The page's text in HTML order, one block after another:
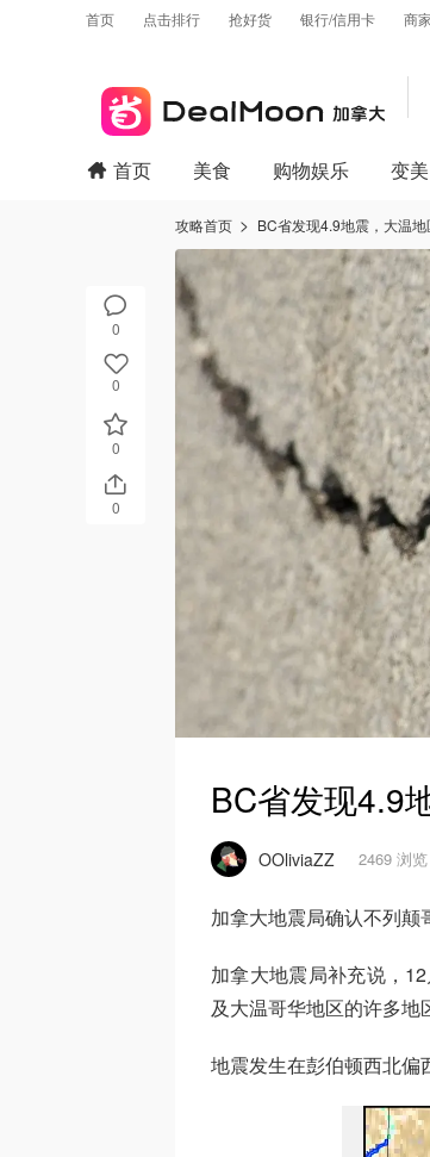
首页 点击排行 抢好货 银行/信用卡 商
0
0
0
0
首页 美食 购物娱乐 变美
攻略首页 BC省发现4.9地震，大温地
BC省发现4.9
OOliviaZZ 2469 浏览
加拿大地震局确认不列颠
加拿大地震局补充说，
及大温哥华地区的许多地
地震发生在彭伯顿西北偏